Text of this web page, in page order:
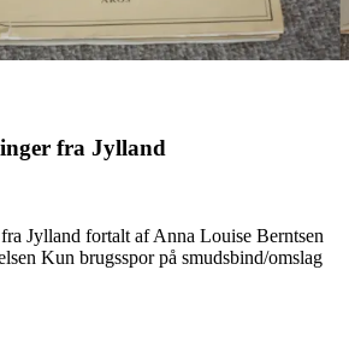
fra Jylland
Jylland fortalt af Anna Louise Berntsen
Kun brugsspor på smudsbind/omslag